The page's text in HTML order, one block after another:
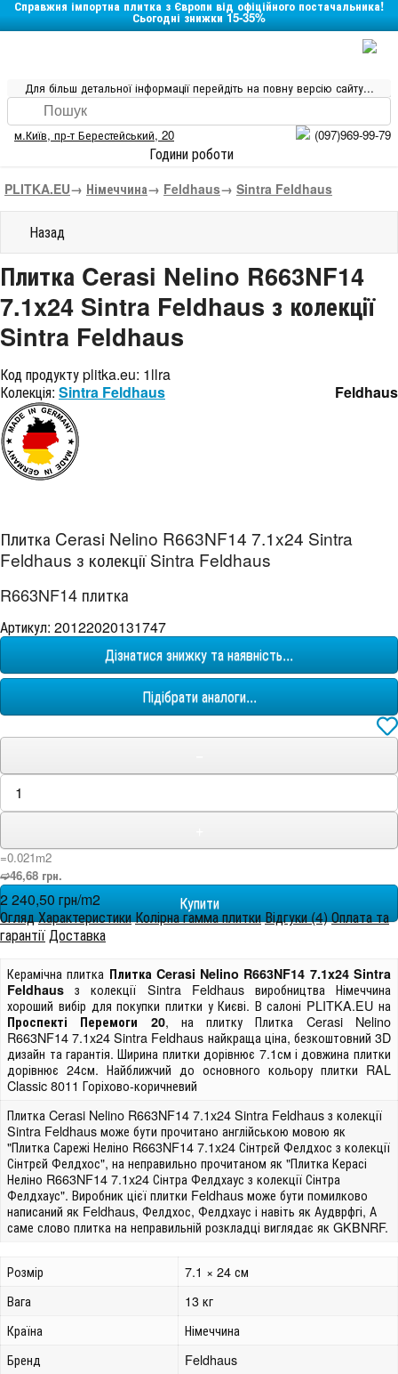
Справжня імпортна плитка з Європи від офіційного постачальника!
Сьогодні знижки 15-35%
Для більш детальної інформації перейдіть на повну версію сайту...
м.Київ, пр-т Берестейський, 20 (097)969-99-79
Години роботи
PLITKA.EU→ Німеччина→ Feldhaus→ Sintra Feldhaus
Назад
Плитка Cerasi Nelino R663NF14
7.1x24 Sintra Feldhaus з колекції
Sintra Feldhaus
Код продукту plitka.eu: 1llra
Колекція: Sintra Feldhaus Feldhaus
Плитка Cerasi Nelino R663NF14 7.1x24 Sintra
Feldhaus з колекції Sintra Feldhaus
R663NF14 плитка
Артикул: 20122020131747
Дізнатися знижку та наявність...
Підібрати аналоги...
=0.021m2
➫46,68 грн.
2 240,50 грн/m2
ОглядХарактеристикиКолірна гамма плиткиВідгуки (4)Оплата та
гарантії Доставка
Керамічна плитка Плитка Cerasi Nelino R663NF14 7.1x24 Sintra
Feldhaus з колекції Sintra Feldhaus виробництва Німеччина
хороший вибір для покупки плитки у Києві. В салоні PLITKA.EU на
Проспекті Перемоги 20, на плитку Плитка Cerasi Nelino
R663NF14 7.1x24 Sintra Feldhaus найкраща ціна, безкоштовний 3D
дизайн та гарантія. Ширина плитки дорівнює 7.1см і довжина плитки
дорівнює 24см. Найближчий до основного кольору плитки RAL
Classic 8011 Горіхово-коричневий
Плитка Cerasi Nelino R663NF14 7.1x24 Sintra Feldhaus з колекції
Sintra Feldhaus може бути прочитано англійською мовою як
"Плитка Сарежі Неліно R663NF14 7.1x24 Сінтрєй Фелдхос з колекції
Сінтрєй Фелдхос", на неправильно прочитаном як "Плитка Керасі
Неліно R663NF14 7.1x24 Сінтра Фелдхаус з колекції Сінтра
Фелдхаус". Виробник цієї плитки Feldhaus може бути помилково
написаний як Feldhaus, Фелдхос, Фелдхаус і навіть як Аудврфгі, А
саме слово плитка на неправильній розкладці виглядає як GKBNRF.
Розмір
7.1 × 24 см
Вага
13 кг
Країна
Німеччина
Бренд
Feldhaus